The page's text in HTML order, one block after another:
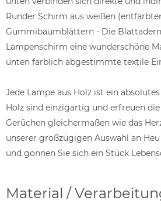
Runder Schirm aus weißen
Gummibaumblättern - Die
Lampenschirm eine wunderschöne
unten farblich abgestimmte textile
Jede Lampe aus Holz ist ein
Holz sind einzigartig und erfreuen
Gerüchen gleichermaßen wie das
unserer großzügigen Auswahl an
und gönnen Sie sich ein Stück
Material /